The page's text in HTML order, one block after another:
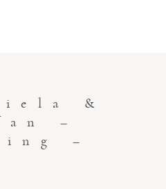
&
–
–
FOTO